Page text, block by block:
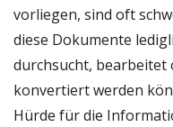
vorliegen, sind oft
diese Dokumente
durchsucht, bearbeitet
konvertiert werden
Hürde für die